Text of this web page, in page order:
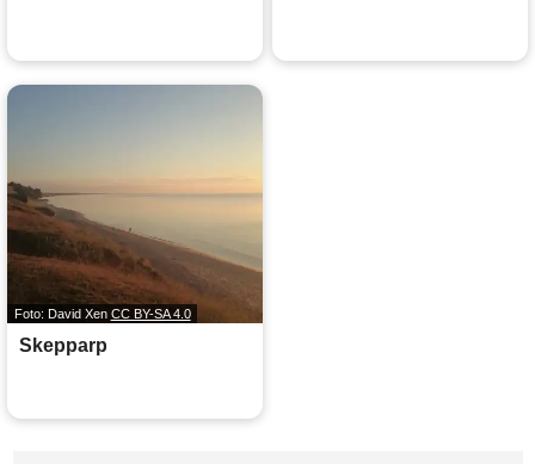
Foto: David Xen CC BY-SA 4.0
Skepparp